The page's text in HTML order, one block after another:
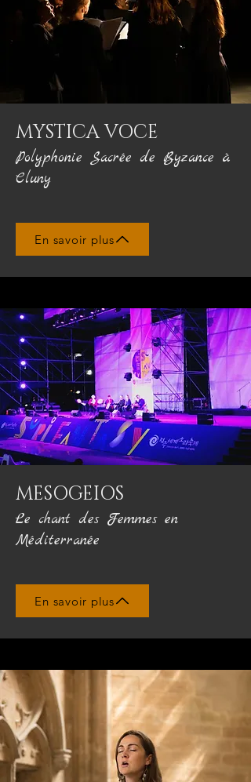
MYSTICA VOCE
Polyphonie Sacrée de Byzance à
Cluny
En savoir plus
MESOGEIOS
Le chant des Femmes en
Méditerranée
En savoir plus